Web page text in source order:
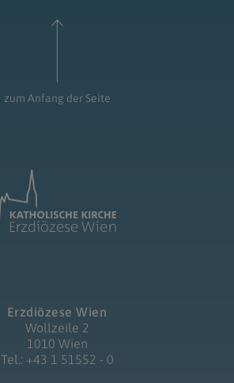
zum Anfang der Seite
Erzdiözese Wien
Wollzeile 2
1010 Wien
Tel.: +43 1 51552 - 0